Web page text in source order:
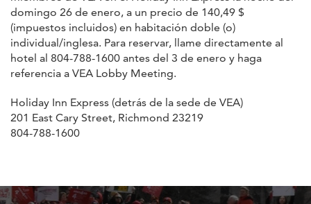
domingo 26 de enero, a un precio de 140,49 $
(impuestos incluidos) en habitación doble (o)
individual/inglesa. Para reservar, llame directamente al
hotel al 804-788-1600 antes del 3 de enero y haga
referencia a VEA Lobby Meeting.
Holiday Inn Express (detrás de la sede de VEA)
201 East Cary Street, Richmond 23219
804-788-1600